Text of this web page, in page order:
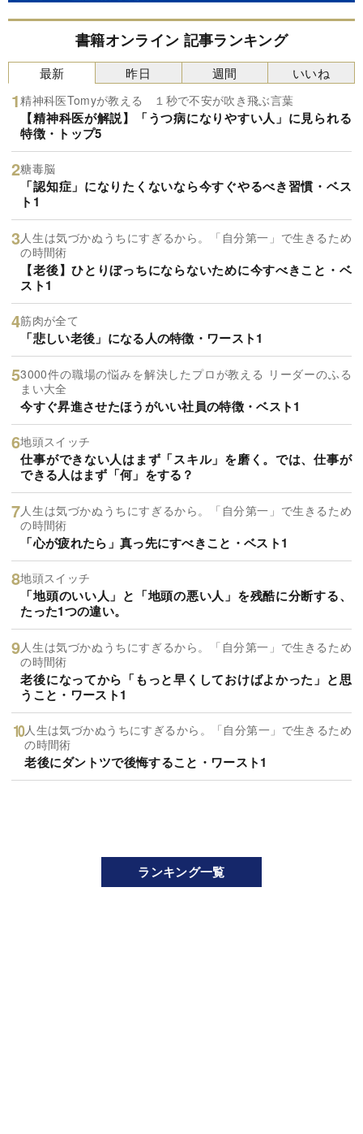
書籍オンライン 記事ランキング
最新
精神科医Tomyが教える １秒で不安が吹き飛ぶ言葉
【精神科医が解説】「うつ病になりやすい人」に見られる
特徴・トップ5
糖毒脳
「認知症」になりたくないなら今すぐやるべき習慣・ベス
ト1
人生は気づかぬうちにすぎるから。「自分第一」で生きるため
の時間術
【老後】ひとりぼっちにならないために今すべきこと・ベ
スト1
筋肉が全て
「悲しい老後」になる人の特徴・ワースト1
3000件の職場の悩みを解決したプロが教える リーダーのふる
まい大全
今すぐ昇進させたほうがいい社員の特徴・ベスト1
地頭スイッチ
仕事ができない人はまず「スキル」を磨く。では、仕事が
できる人はまず「何」をする？
人生は気づかぬうちにすぎるから。「自分第一」で生きるため
の時間術
「心が疲れたら」真っ先にすべきこと・ベスト1
地頭スイッチ
「地頭のいい人」と「地頭の悪い人」を残酷に分断する、
たった1つの違い。
人生は気づかぬうちにすぎるから。「自分第一」で生きるため
の時間術
老後になってから「もっと早くしておけばよかった」と思
うこと・ワースト1
人生は気づかぬうちにすぎるから。「自分第一」で生きるため
の時間術
老後にダントツで後悔すること・ワースト1
昨日 週間 いいね
ランキング一覧